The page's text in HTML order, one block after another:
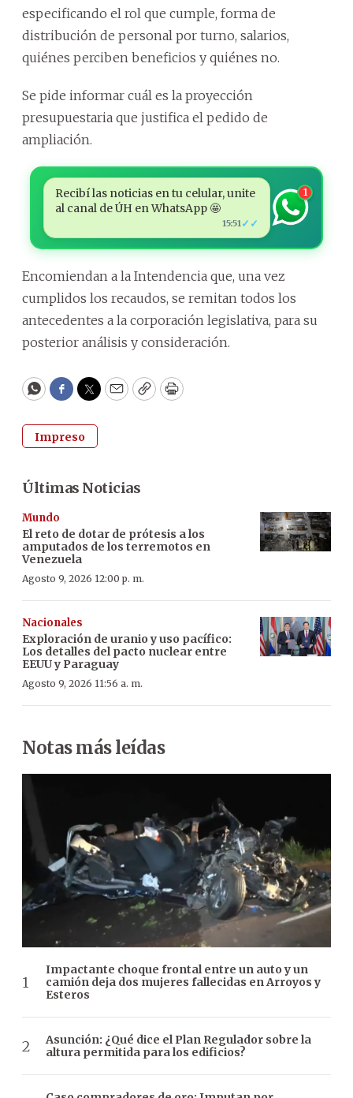
especificando el rol que cumple, forma de
distribución de personal por turno, salarios,
quiénes perciben beneficios y quiénes no.
Se pide informar cuál es la proyección
presupuestaria que justifica el pedido de
ampliación.
Recibí las noticias en tu celular, unite
al canal de ÚH en WhatsApp 🤩
15:51 ✓✓
1
Encomiendan a la Intendencia que, una vez
cumplidos los recaudos, se remitan todos los
antecedentes a la corporación legislativa, para su
posterior análisis y consideración.
WhatsApp
Facebook
Twitter
EmailCopyPrint
Impreso
Últimas Noticias
Mundo
El reto de dotar de prótesis a los
amputados de los terremotos en
Venezuela
Agosto 9, 2026 12:00 p. m.
Nacionales
Exploración de uranio y uso pacífico:
Los detalles del pacto nuclear entre
EEUU y Paraguay
Agosto 9, 2026 11:56 a. m.
Notas más leídas
Impactante choque frontal entre un auto y un
camión deja dos mujeres fallecidas en Arroyos y
Esteros
Asunción: ¿Qué dice el Plan Regulador sobre la
altura permitida para los edificios?